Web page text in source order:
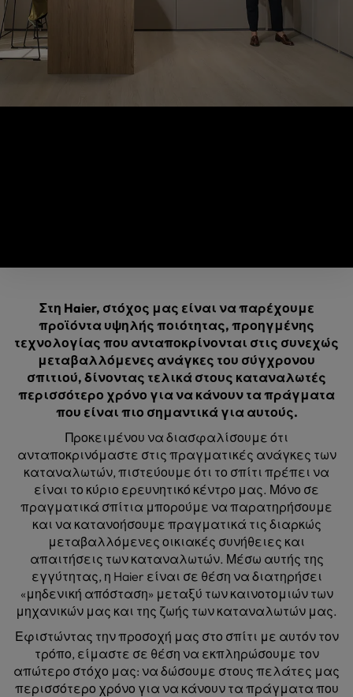
Στη Haier, στόχος μας είναι να παρέχουμε
προϊόντα υψηλής ποιότητας, προηγμένης
τεχνολογίας που ανταποκρίνονται στις συνεχώς
μεταβαλλόμενες ανάγκες του σύγχρονου
σπιτιού, δίνοντας τελικά στους καταναλωτές
περισσότερο χρόνο για να κάνουν τα πράγματα
που είναι πιο σημαντικά για αυτούς.
Προκειμένου να διασφαλίσουμε ότι
ανταποκρινόμαστε στις πραγματικές ανάγκες των
καταναλωτών, πιστεύουμε ότι το σπίτι πρέπει να
είναι το κύριο ερευνητικό κέντρο μας. Μόνο σε
πραγματικά σπίτια μπορούμε να παρατηρήσουμε
και να κατανοήσουμε πραγματικά τις διαρκώς
μεταβαλλόμενες οικιακές συνήθειες και
απαιτήσεις των καταναλωτών. Μέσω αυτής της
εγγύτητας, η Haier είναι σε θέση να διατηρήσει
«μηδενική απόσταση» μεταξύ των καινοτομιών των
μηχανικών μας και της ζωής των καταναλωτών μας.
Εφιστώντας την προσοχή μας στο σπίτι με αυτόν τον
τρόπο, είμαστε σε θέση να εκπληρώσουμε τον
απώτερο στόχο μας: να δώσουμε στους πελάτες μας
περισσότερο χρόνο για να κάνουν τα πράγματα που